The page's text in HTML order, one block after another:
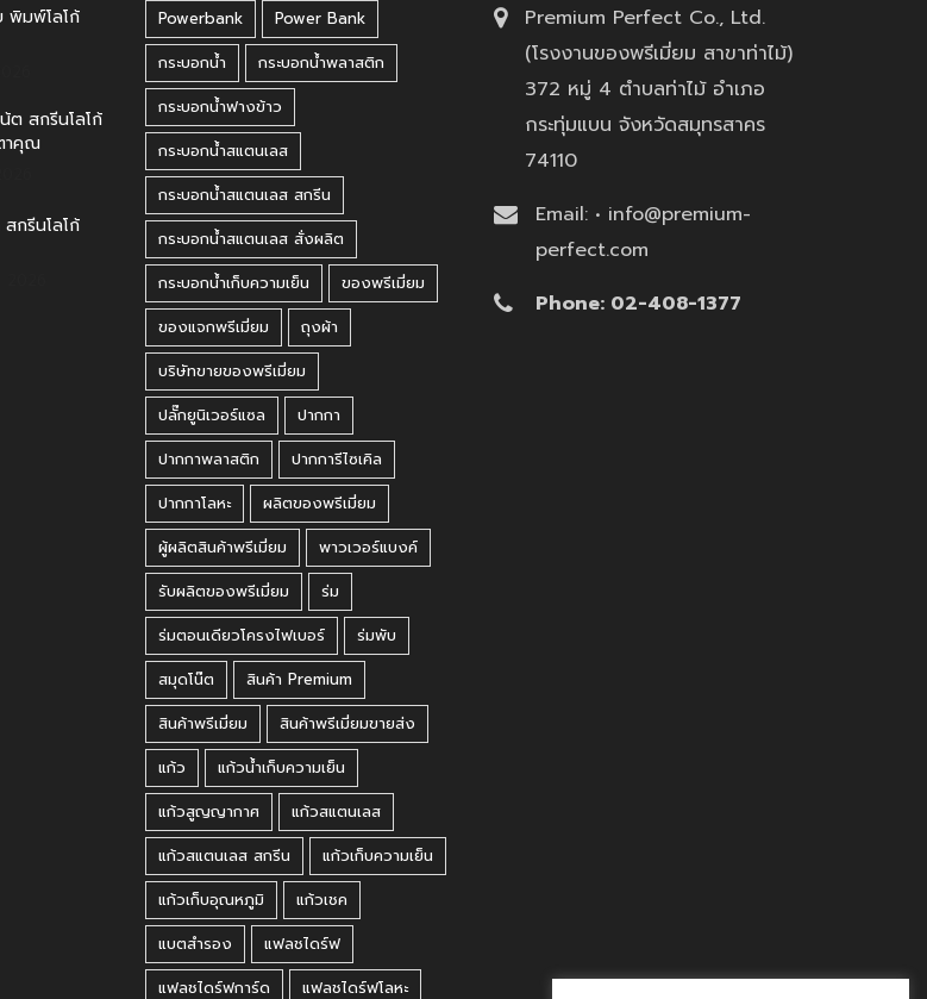
พิมพ์โลโก้
ต สกรีนโลโก้
าคุณ
กรีนโลโก้
Powerbank
Power Bank
กระบอกน้ำ
กระบอกน้ำพลาสติก
กระบอกน้ำฟางข้าว
กระบอกน้ำสแตนเลส
กระบอกน้ำสแตนเลส สกรีน
กระบอกน้ำสแตนเลส สั่งผลิต
กระบอกน้ำเก็บความเย็น
ของพรีเมี่ยม
ของแจกพรีเมี่ยม
ถุงผ้า
บริษัทขายของพรีเมี่ยม
ปลั๊กยูนิเวอร์แซล
ปากกา
ปากกาพลาสติก
ปากการีไซเคิล
ปากกาโลหะ
ผลิตของพรีเมี่ยม
ผู้ผลิตสินค้าพรีเมี่ยม
พาวเวอร์แบงค์
รับผลิตของพรีเมี่ยม
ร่ม
ร่มตอนเดียวโครงไฟเบอร์
ร่มพับ
สมุดโน๊ต
สินค้า Premium
สินค้าพรีเมี่ยม
สินค้าพรีเมี่ยมขายส่ง
แก้ว
แก้วน้ำเก็บความเย็น
แก้วสูญญากาศ
แก้วสแตนเลส
แก้วสแตนเลส สกรีน
แก้วเก็บความเย็น
แก้วเก็บอุณหภูมิ
แก้วเชค
แบตสำรอง
แฟลชไดร์ฟ
แฟลชไดร์ฟการ์ด
แฟลชไดร์ฟโลหะ
Premium Perfect Co., Ltd.
(โรงงานของพรีเมี่ยม สาขาท่าไม้)
372 หมู่ 4 ตำบลท่าไม้ อำเภอ
กระทุ่มแบน จังหวัดสมุทรสาคร
74110
Email: • info@premium-
perfect.com
Phone: 02-408-1377